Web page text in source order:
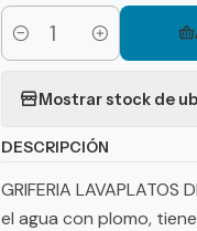
Cantidad
Mostrar stock de
DESCRIPCIÓN
GRIFERIA
el agua con plomo,